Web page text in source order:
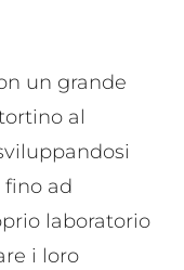
un grande
al
fino ad
laboratorio
i loro